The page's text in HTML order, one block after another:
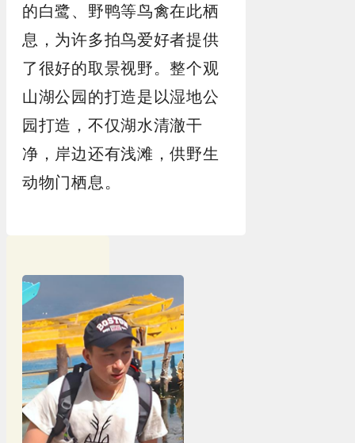
的白鹭、野鸭等鸟禽在此栖
息，为许多拍鸟爱好者提供
了很好的取景视野。整个观
山湖公园的打造是以湿地公
园打造，不仅湖水清澈干
净，岸边还有浅滩，供野生
动物门栖息。